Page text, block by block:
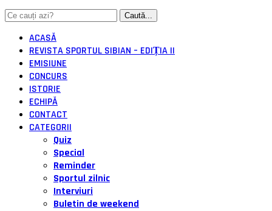
ACASĂ
REVISTA SPORTUL SIBIAN – EDIȚIA II
EMISIUNE
CONCURS
ISTORIE
ECHIPĂ
CONTACT
CATEGORII
Quiz
Special
Reminder
Sportul zilnic
Interviuri
Buletin de weekend